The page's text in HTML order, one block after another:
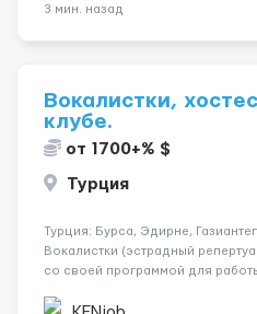
3 мин. назад
Вокалистки,
клубе.
от 1700+% $
Турция
Турция: Бурса, Эдирне,
Вокалистки (эстрадный
со своей программой для
одного до трех месяцев. Мед.